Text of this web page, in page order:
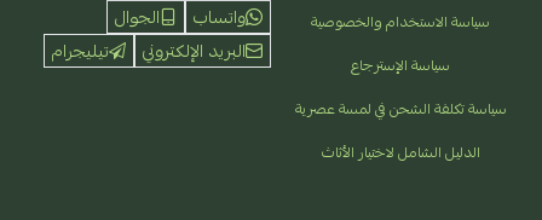
سياسة الاستخدام والخصوصية
سياسة الإسترجاع
سياسة تكلفة الشحن في لمسة عصرية
الدليل الشامل لاختيار الأثاث
واتساب
الجوال
البريد الإلكتروني
تيليجرام